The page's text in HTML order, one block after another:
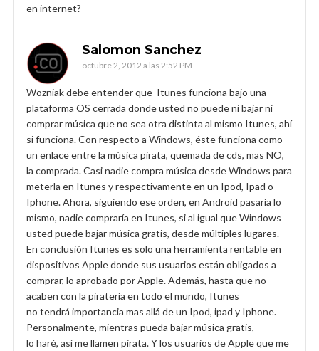
en internet?
Salomon Sanchez
octubre 2, 2012 a las 2:52 PM
Wozniak debe entender que Itunes funciona bajo una
plataforma OS cerrada donde usted no puede ni bajar ni
comprar música que no sea otra distinta al mismo Itunes, ahí
si funciona. Con respecto a Windows, éste funciona como
un enlace entre la música pirata, quemada de cds, mas NO,
la comprada. Casi nadie compra música desde Windows para
meterla en Itunes y respectivamente en un Ipod, Ipad o
Iphone. Ahora, siguiendo ese orden, en Android pasaría lo
mismo, nadie compraría en Itunes, si al igual que Windows
usted puede bajar música gratis, desde múltiples lugares.
En conclusión Itunes es solo una herramienta rentable en
dispositivos Apple donde sus usuarios están obligados a
comprar, lo aprobado por Apple. Además, hasta que no
acaben con la piratería en todo el mundo, Itunes
no tendrá importancia mas allá de un Ipod, ipad y Iphone.
Personalmente, mientras pueda bajar música gratis,
lo haré, así me llamen pirata. Y los usuarios de Apple que me